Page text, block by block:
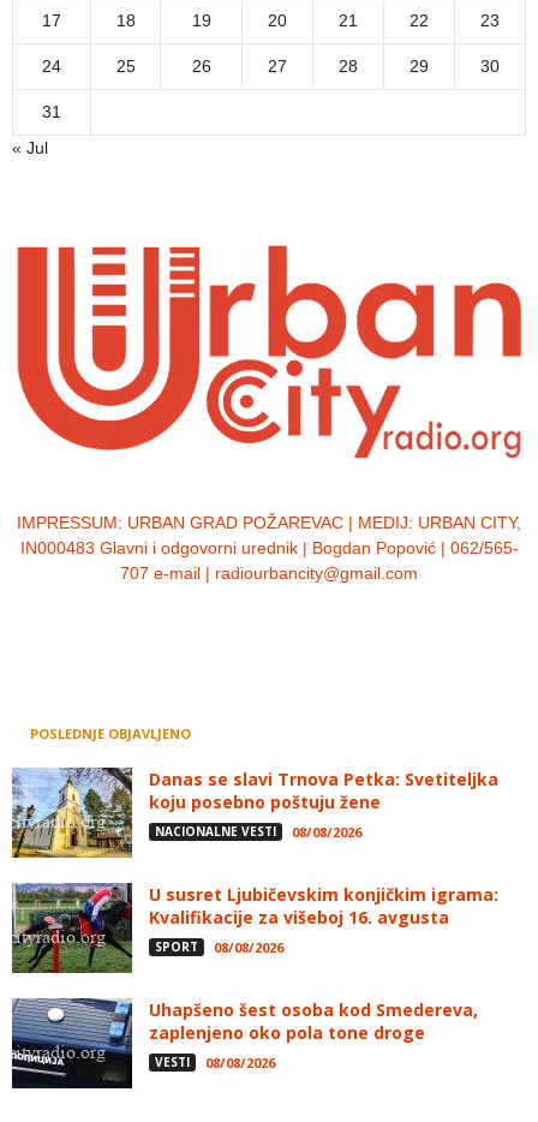
17 18 19 20 21 22 23
24 25 26 27 28 29 30
31
« Jul
IMPRESSUM: URBAN GRAD POŽAREVAC | MEDIJ: URBAN CITY,
IN000483 Glavni i odgovorni urednik | Bogdan Popović | 062/565-
707 e-mail | radiourbancity@gmail.com
POSLEDNJE OBJAVLJENO
Danas se slavi Trnova Petka: Svetiteljka
koju posebno poštuju žene
NACIONALNE VESTI 08/08/2026
U susret Ljubičevskim konjičkim igrama:
Kvalifikacije za višeboj 16. avgusta
SPORT 08/08/2026
Uhapšeno šest osoba kod Smedereva,
zaplenjeno oko pola tone droge
VESTI 08/08/2026